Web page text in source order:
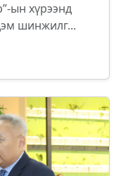
ын хүрээнд
шинжилг...